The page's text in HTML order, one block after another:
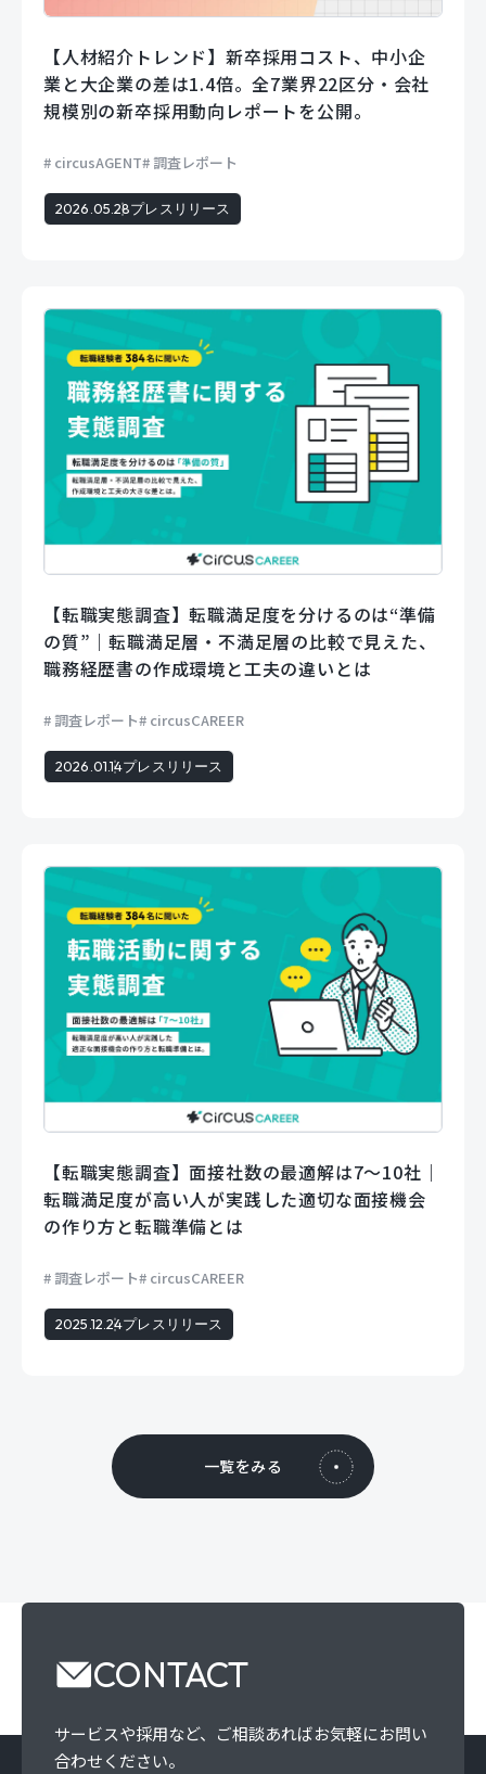
一覧をみる
【人材紹介トレンド】新卒採用コスト、中小企
業と大企業の差は1.4倍。全7業界22区分・会社
規模別の新卒採用動向レポートを公開。
circusAGENT 調査レポート
2026.05.28プレスリリース
【転職実態調査】転職満足度を分けるのは“準備
の質”｜転職満足層・不満足層の比較で見えた、
職務経歴書の作成環境と工夫の違いとは
調査レポート circusCAREER
2026.01.14プレスリリース
【転職実態調査】面接社数の最適解は7〜10社｜
転職満足度が高い人が実践した適切な面接機会
の作り方と転職準備とは
調査レポート circusCAREER
2025.12.24プレスリリース
CONTACT
サービスや採用など、 ご相談あればお気軽にお問い
合わせください。